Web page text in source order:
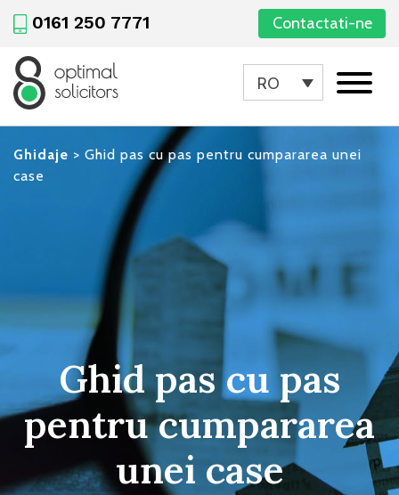
0161 250 7771 Contactati-ne
RO
Ghidaje > Ghid pas cu pas pentru cumpararea unei
case
Ghid pas cu pas
pentru cumpararea
unei case